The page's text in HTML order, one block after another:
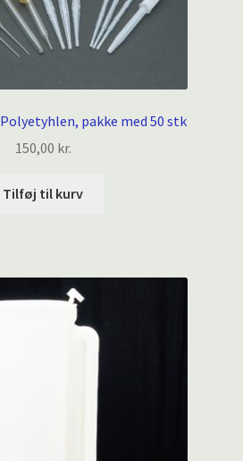
pakke med 50 stk
150,00 kr.
Tilføj til kurv